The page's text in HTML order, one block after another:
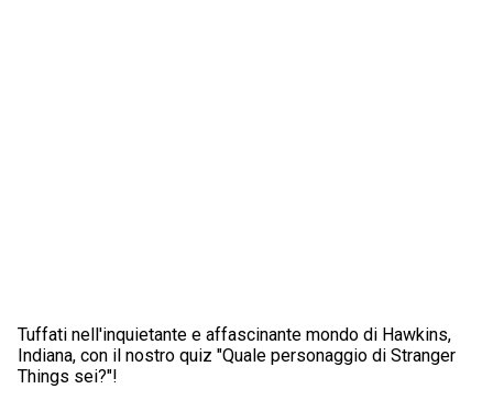
Tuffati nell'inquietante e affascinante mondo di Hawkins,
Indiana, con il nostro quiz "Quale personaggio di Stranger
Things sei?"!